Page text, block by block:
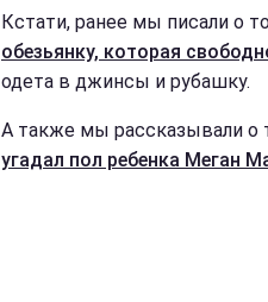
Кстати, ранее мы писали о
обезьянку, которая
одета в джинсы и рубашку.
А также мы рассказывали о
угадал пол ребенка Меган